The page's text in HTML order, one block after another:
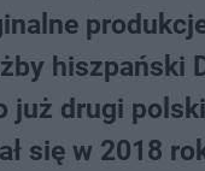
hiszpański
już drugi polski
się w 2018